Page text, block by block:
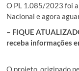
O PL 1.085/2023 foi
Nacional e agora
– FIQUE
receba informações
O projeto, originado